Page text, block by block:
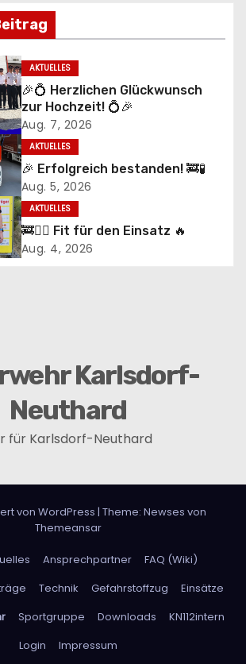
AKTUELLES
🎉💍 Herzlichen Glückwunsch
zur Hochzeit! 💍🎉
Aug. 7, 2026
AKTUELLES
🎉 Erfolgreich bestanden! 🚒🧪
Aug. 5, 2026
AKTUELLES
🚒🏃‍♂️ Fit für den Einsatz 🔥
Aug. 4, 2026
Karlsdorf-
Neuthard
für Karlsdorf-Neuthard
von WordPress | Theme: Newses von
Themeansar
Ansprechpartner
FAQ (Wiki)
Technik Gefahrstoffzug
Einsätze
Sportgruppe Downloads
KN112intern
Login
Impressum